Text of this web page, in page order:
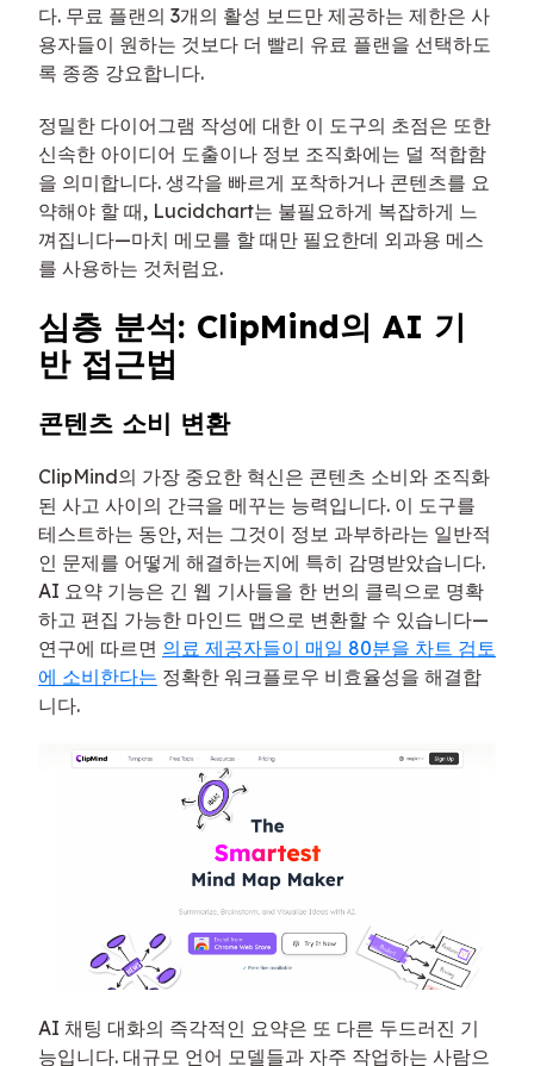
다. 무료 플랜의 3개의 활성 보드만 제공하는 제한은 사
용자들이 원하는 것보다 더 빨리 유료 플랜을 선택하도
록 종종 강요합니다.
정밀한 다이어그램 작성에 대한 이 도구의 초점은 또한
신속한 아이디어 도출이나 정보 조직화에는 덜 적합함
을 의미합니다. 생각을 빠르게 포착하거나 콘텐츠를 요
약해야 할 때, Lucidchart는 불필요하게 복잡하게 느
껴집니다—마치 메모를 할 때만 필요한데 외과용 메스
를 사용하는 것처럼요.
심층 분석: ClipMind의 AI 기
반 접근법
콘텐츠 소비 변환
ClipMind의 가장 중요한 혁신은 콘텐츠 소비와 조직화
된 사고 사이의 간극을 메꾸는 능력입니다. 이 도구를
테스트하는 동안, 저는 그것이 정보 과부하라는 일반적
인 문제를 어떻게 해결하는지에 특히 감명받았습니다.
AI 요약 기능은 긴 웹 기사들을 한 번의 클릭으로 명확
하고 편집 가능한 마인드 맵으로 변환할 수 있습니다—
연구에 따르면 의료 제공자들이 매일 80분을 차트 검토
에 소비한다는 정확한 워크플로우 비효율성을 해결합
니다.
AI 채팅 대화의 즉각적인 요약은 또 다른 두드러진 기
능입니다. 대규모 언어 모델들과 자주 작업하는 사람으